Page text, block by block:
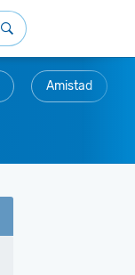
Amistad